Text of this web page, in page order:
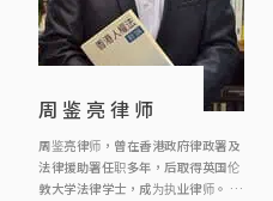
周鉴亮律师
周鉴亮律师，曾在香港政府律政署及
法律援助署任职多年，后取得英国伦
敦大学法律学士，成为执业律师。 周